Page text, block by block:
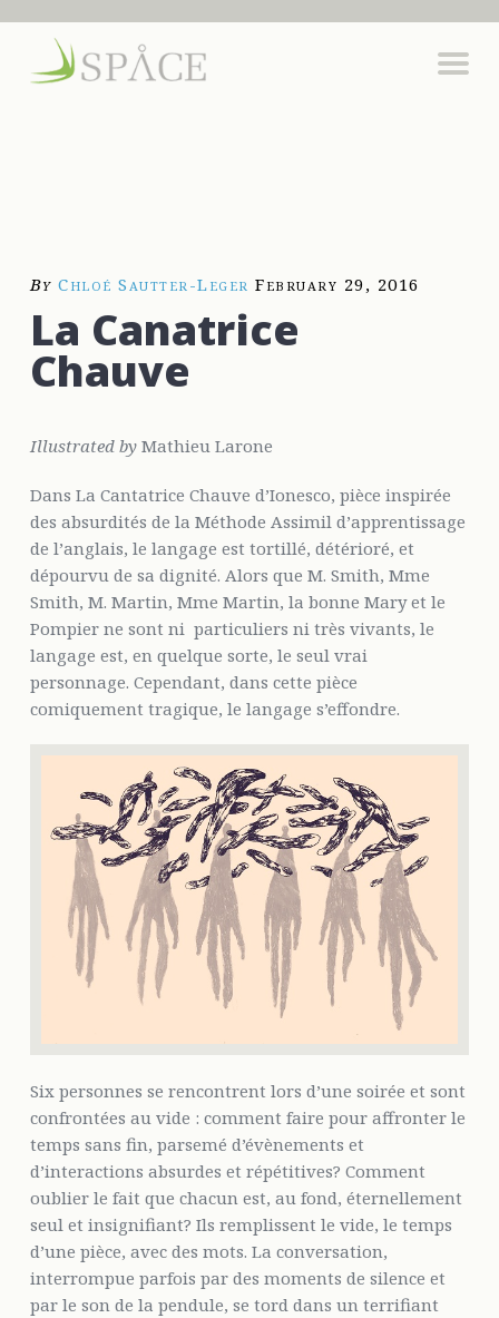
By Chloé Sautter-LegerFebruary 29, 2016
La Canatrice
Chauve
Illustrated byMathieu Larone
Dans La Cantatrice Chauve d’Ionesco, pièce inspirée
des absurdités de la Méthode Assimil d’apprentissage
de l’anglais, le langage est tortillé, détérioré, et
dépourvu de sa dignité. Alors que M. Smith, Mme
Smith, M. Martin, Mme Martin, la bonne Mary et le
Pompier ne sont ni particuliers ni très vivants, le
langage est, en quelque sorte, le seul vrai
personnage. Cependant, dans cette pièce
comiquement tragique, le langage s’effondre.
Six personnes se rencontrent lors d’une soirée et sont
confrontées au vide : comment faire pour affronter le
temps sans fin, parsemé d’évènements et
d’interactions absurdes et répétitives? Comment
oublier le fait que chacun est, au fond, éternellement
seul et insignifiant? Ils remplissent le vide, le temps
d’une pièce, avec des mots. La conversation,
interrompue parfois par des moments de silence et
par le son de la pendule, se tord dans un terrifiant